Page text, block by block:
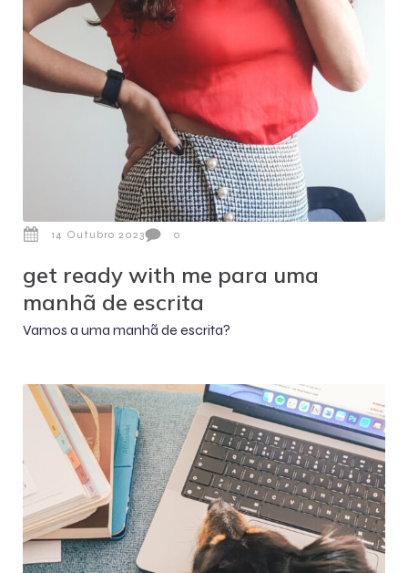
14 Outubro 2023 0
get ready with me para uma
manhã de escrita
Vamos a uma manhã de escrita?